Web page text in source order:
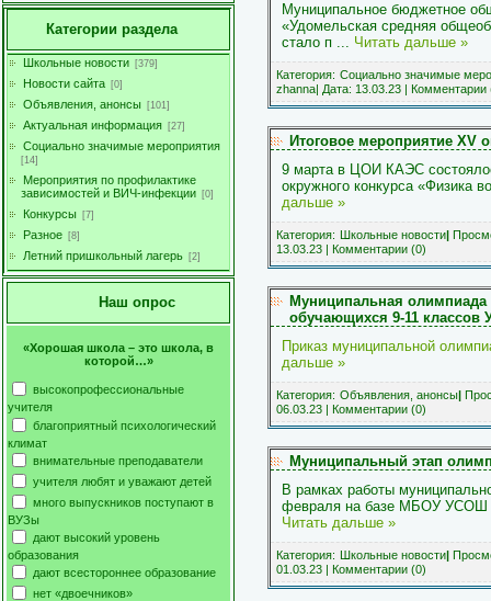
Категории раздела
Школьные новости [379]
Новости сайта [0]
Объявления, анонсы [101]
Актуальная информация [27]
Социально значимые мероприятия
[14]
Мероприятия по профилактике
зависимостей и ВИЧ-инфекции [0]
Конкурсы [7]
Разное [8]
Летний пришкольный лагерь [2]
Наш опрос
«Хорошая школа – это школа, в
которой…»
высокопрофессиональные
учителя
благоприятный психологический
климат
внимательные преподаватели
учителя любят и уважают детей
много выпускников поступают в
ВУЗы
дают высокий уровень
образования
дают всестороннее образование
нет «двоечников»
Муниципальное бюджетное
«Удомельская средняя
стало п ... Читать дальше »
Категория: Социально значимые
zhanna| Дата: 13.03.23 | Комментарии
Итоговое мероприятие XV
9 марта в ЦОИ КАЭС
окружного конкурса «Физика
дальше »
Категория: Школьные новости|
13.03.23 | Комментарии (0)
Муниципальная олимпиада
обучающихся 9-11 классов
Приказ муниципальной
дальше »
Категория: Объявления, анонсы|
06.03.23 | Комментарии (0)
Муниципальный этап
В рамках работы
февраля на базе МБОУ
Читать дальше »
Категория: Школьные новости|
01.03.23 | Комментарии (0)